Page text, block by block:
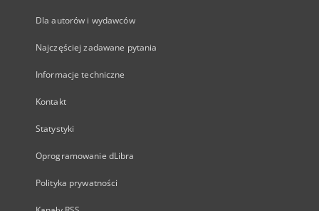
Dla autorów i wydawców
Najczęściej zadawane pytania
Informacje techniczne
Kontakt
Statystyki
Oprogramowanie dLibra
Polityka prywatności